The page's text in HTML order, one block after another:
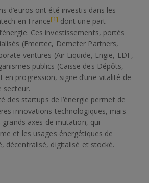
d’euros ont été investis dans les
en France[1] dont une part
Ces investissements, portés
(Emertec, Demeter Partners,
ventures (Air Liquide, Engie, EDF,
publics (Caisse des Dépôts,
en progression, signe d’une vitalité de
secteur.
des startups de l’énergie permet de
innovations technologiques, mais
grands axes de mutation, qui
et les usages énergétiques de
décentralisé, digitalisé et stocké.